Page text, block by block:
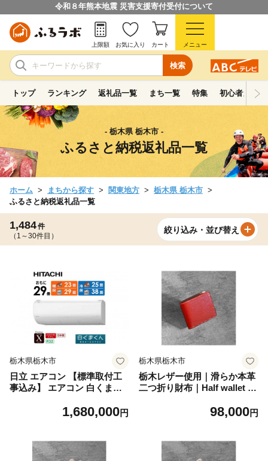
令和８年熊本地震 災害支援寄付受付について
検索
上限額 お気に入り カート メニュー
トップ ランキング 返礼品一覧 まち一覧 特集 初心者ガイド
- 栃木県 栃木市 -
ふるさと納税返礼品一覧
ホーム まちから探す 関東地方
栃木県 栃木市
ふるさと納税返礼品一覧
1,484件
（1～30件目）
絞り込み・並び替え
栃木県栃木市
日立 エアコン 【標準取付工
事込み】 エアコン 白くまく
用 】『2026年度モデル』 RA
1,680,000円
栃木県栃木市
栃木レザー使用｜滑らか本革
二つ折り財布｜Half wallet 01
98,000円